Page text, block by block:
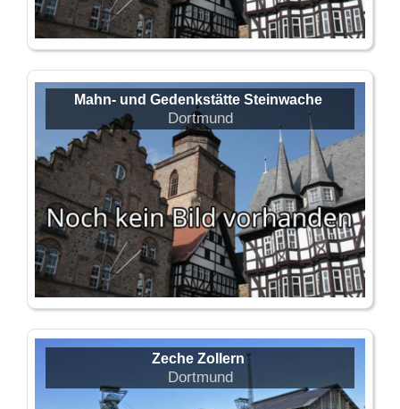
Mahn- und Gedenkstätte Steinwache
Dortmund
Zeche Zollern
Dortmund